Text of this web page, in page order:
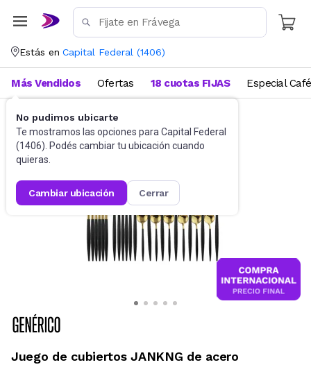
Estás en Capital Federal (1406)
No pudimos ubicarte
Te mostramos las opciones para Capital Federal
(1406). Podés cambiar tu ubicación cuando
quieras.
cambiar ubicación cerrar
Más Vendidos Ofertas 18 cuotas FIJAS Especial Café
Cubiertos Sets de cubiertos
Juego de cubiertos JANKNG de acero